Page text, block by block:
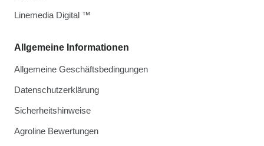
Allgemeine Informationen
Allgemeine Geschäftsbedingungen
Datenschutzerklärung
Sicherheitshinweise
Agroline Bewertungen
Linemedia Digital ™